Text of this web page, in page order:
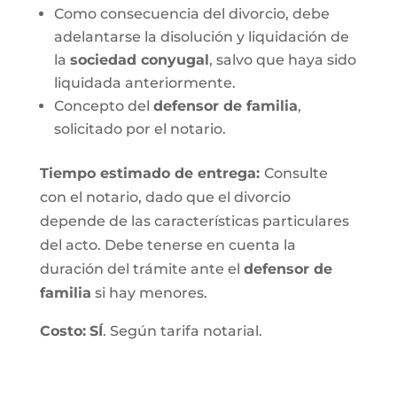
Como consecuencia del divorcio, debe
adelantarse la disolución y liquidación de
la sociedad conyugal, salvo que haya sido
liquidada anteriormente.
Concepto del defensor de familia,
solicitado por el notario.
Tiempo estimado de entrega: Consulte
con el notario, dado que el divorcio
depende de las características particulares
del acto. Debe tenerse en cuenta la
duración del trámite ante el defensor de
familia si hay menores.
Costo: SÍ. Según tarifa notarial.